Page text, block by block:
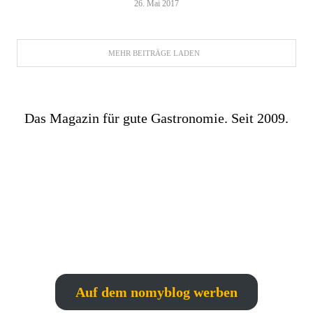
26. Mai 2017
MEHR BEITRÄGE LADEN
Das Magazin für gute Gastronomie. Seit 2009.
Auf dem nomyblog werben